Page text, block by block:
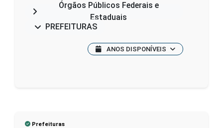
Órgãos Públicos Federais e
Estaduais
PREFEITURAS
ANOS DISPONÍVEIS
Prefeituras